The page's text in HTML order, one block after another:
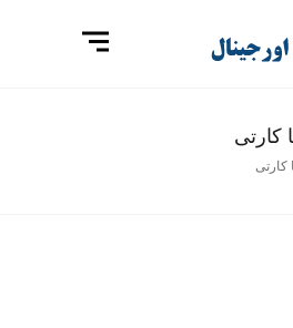
کارتی
کارتی